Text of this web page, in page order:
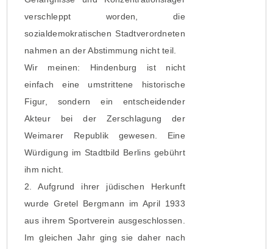
verschleppt worden, die
sozialdemokratischen Stadtverordneten
nahmen an der Abstimmung nicht teil.
Wir meinen: Hindenburg ist nicht
einfach eine umstrittene historische
Figur, sondern ein entscheidender
Akteur bei der Zerschlagung der
Weimarer Republik gewesen. Eine
Würdigung im Stadtbild Berlins gebührt
ihm nicht.
2. Aufgrund ihrer jüdischen Herkunft
wurde Gretel Bergmann im April 1933
aus ihrem Sportverein ausgeschlossen.
Im gleichen Jahr ging sie daher nach